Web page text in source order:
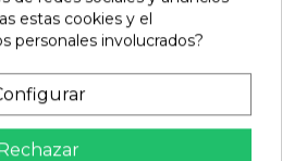
Añadir
estas cookies y el
personales involucrados?